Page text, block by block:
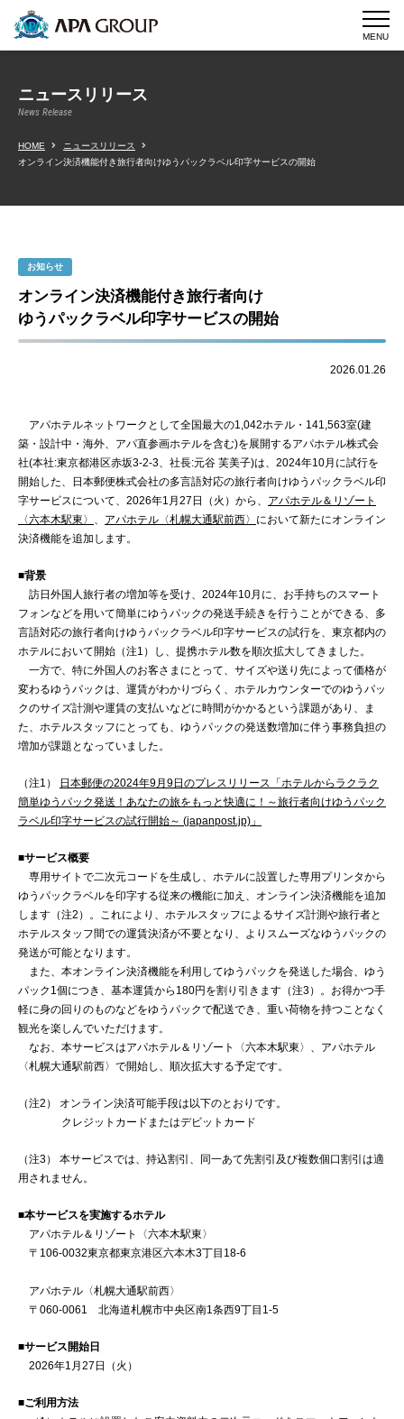
MENU
ニュースリリース
News Release
HOME
ニュースリリース
オンライン決済機能付き旅行者向けゆうパックラベル印字サービスの開始
お知らせ
オンライン決済機能付き旅行者向け
ゆうパックラベル印字サービスの開始
2026.01.26
アパホテルネットワークとして全国最大の1,042ホテル・141,563室(建
築・設計中・海外、アパ直参画ホテルを含む)を展開するアパホテル株式会
社(本社:東京都港区赤坂3-2-3、社長:元谷 芙美子)は、2024年10月に試行を
開始した、日本郵便株式会社の多言語対応の旅行者向けゆうパックラベル印
字サービスについて、2026年1月27日（火）から、 アパホテル＆リゾート
〈六本木駅東〉
アパホテル〈札幌大通駅前西〉 において新たにオンライン
決済機能を追加します。
■背景
訪日外国人旅行者の増加等を受け、2024年10月に、お手持ちのスマート
フォンなどを用いて簡単にゆうパックの発送手続きを行うことができる、多
言語対応の旅行者向けゆうパックラベル印字サービスの試行を、東京都内の
ホテルにおいて開始（注1）し、提携ホテル数を順次拡大してきました。
一方で、特に外国人のお客さまにとって、サイズや送り先によって価格が
変わるゆうパックは、運賃がわかりづらく、ホテルカウンターでのゆうパッ
クのサイズ計測や運賃の支払いなどに時間がかかるという課題があり、ま
た、ホテルスタッフにとっても、ゆうパックの発送数増加に伴う事務負担の
増加が課題となっていました。
（注1）
日本郵便の2024年9月9日のプレスリリース「ホテルからラクラク
簡単ゆうパック発送！あなたの旅をもっと快適に！～旅行者向けゆうパック
ラベル印字サービスの試行開始～ (japanpost.jp)」
■サービス概要
専用サイトで二次元コードを生成し、ホテルに設置した専用プリンタから
ゆうパックラベルを印字する従来の機能に加え、オンライン決済機能を追加
します（注2）。これにより、ホテルスタッフによるサイズ計測や旅行者と
ホテルスタッフ間での運賃決済が不要となり、よりスムーズなゆうパックの
発送が可能となります。
また、本オンライン決済機能を利用してゆうパックを発送した場合、ゆう
パック1個につき、基本運賃から180円を割り引きます（注3）。お得かつ手
軽に身の回りのものなどをゆうパックで配送でき、重い荷物を持つことなく
観光を楽しんでいただけます。
なお、本サービスはアパホテル＆リゾート〈六本木駅東〉、アパホテル
〈札幌大通駅前西〉で開始し、順次拡大する予定です。
（注2） オンライン決済可能手段は以下のとおりです。
クレジットカードまたはデビットカード
（注3） 本サービスでは、持込割引、同一あて先割引及び複数個口割引は適
用されません。
■本サービスを実施するホテル
アパホテル＆リゾート〈六本木駅東〉
〒106-0032東京都東京港区六本木3丁目18-6
アパホテル〈札幌大通駅前西〉
〒060-0061 北海道札幌市中央区南1条西9丁目1-5
■サービス開始日
2026年1月27日（火）
■ご利用方法